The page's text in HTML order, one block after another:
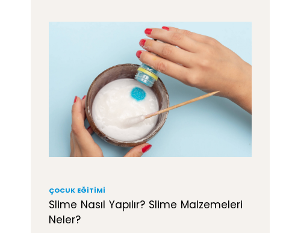
ÇOCUK EĞITIMI
Slime Nasıl Yapılır? Slime Malzemeleri
Neler?